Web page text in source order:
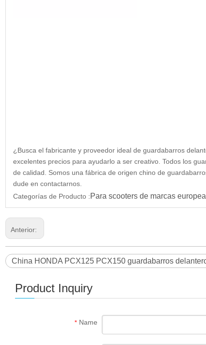
¿Busca el fabricante y proveedor ideal de guardabarros
excelentes precios para ayudarlo a ser creativo. Todos los
de calidad. Somos una fábrica de origen chino de
dude en contactarnos.
Categorías de Producto :Para scooters de marcas
Anterior:
China HONDA PCX125 PCX150 guardabarros
Product Inquiry
* Name